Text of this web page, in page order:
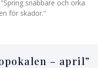
snabbare och orka
för skador.”
– april”